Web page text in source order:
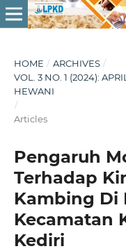
HOME / ARCHIVES /
VOL. 3 NO. 1 (2024):
HEWANI
/
Articles
Pengaruh
Terhadap
Kambing Di
Kecamatan
Kediri